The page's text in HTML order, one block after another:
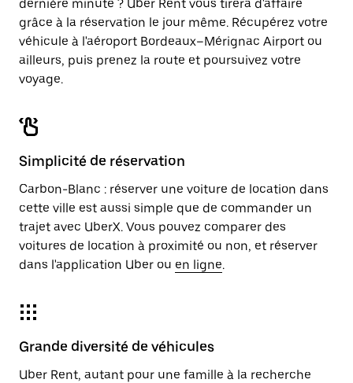
dernière minute ? Uber Rent vous tirera d'affaire
grâce à la réservation le jour même. Récupérez votre
véhicule à l'aéroport Bordeaux–Mérignac Airport ou
ailleurs, puis prenez la route et poursuivez votre
voyage.
Simplicité de réservation
Carbon-Blanc : réserver une voiture de location dans
cette ville est aussi simple que de commander un
trajet avec UberX. Vous pouvez comparer des
voitures de location à proximité ou non, et réserver
dans l'application Uber ou en ligne.
Grande diversité de véhicules
Uber Rent, autant pour une famille à la recherche